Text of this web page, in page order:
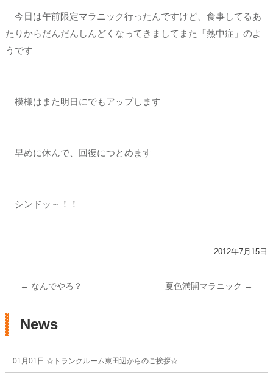
今日は午前限定マラニック行ったんですけど、食事してるあ
たりからだんだんしんどくなってきましてまた「熱中症」のよ
うです
模様はまた明日にでもアップします
早めに休んで、回復につとめます
シンドッ～！！
2012年7月15日
投稿ナビゲーション
← なんでやろ？ 夏色満開マラニック →
News
01月01日 ☆トランクルーム東田辺からのご挨拶☆